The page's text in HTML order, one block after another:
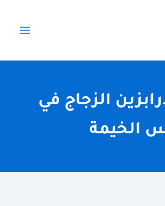
الزجاج في
الخيمة